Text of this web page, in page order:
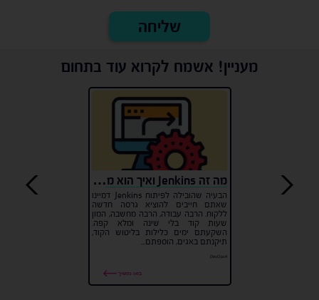
מעניין! אשמח לקרוא עוד בתחום
מה זה Jenkins ואיך הוא משנה את עולם הפיתוח?
הבעיה שהובילה לפיתוח Jenkins דמיינו
שאתם חייבים להוציא גרסה חדשה
ללקוח. הרבה עבודה, הרבה מחשבה, המון
שעות קוד בלי שינה ומלא קפה.
השקעתם ימים כלילות בליטוש הקוד,
תיקנתם באגים, הוספתם...
#DevOps
בואו נמשיך